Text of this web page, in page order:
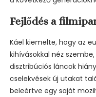
Fejlődés a
Káel kiemelte, hogy az
kihívásokkal néz
disztribúciós láncok
cselekvések új utakat
beleértve egy saját